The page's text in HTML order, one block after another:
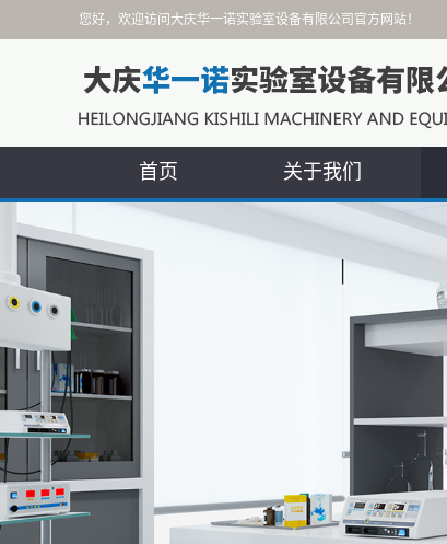
您好，欢迎访问大庆华一诺实验室设备有限公司官方网站！
首页 关于我们